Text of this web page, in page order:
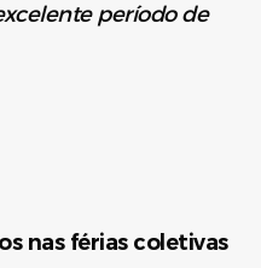
período de
nas férias coletivas